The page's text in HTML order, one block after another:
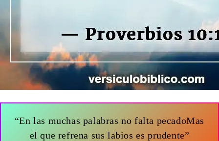
“En las muchas palabras no falta pecadoMas
el que refrena sus labios es prudente”